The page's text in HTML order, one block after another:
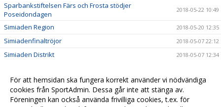
Sparbankstiftelsen Färs och Frosta stödjer
Poseidondagen
2018-05-22 10:49
Simiaden Region 2018-05-20 12:35
Simiadenfinaltröjor 2018-05-07 22:12
Simiaden Distrikt 2018-05-07 12:34
Hanna Bergman uttagen till EJM! 2018-04-11 18:15
Poseidon tar hem två av tre idrottspriser från Lunds
kommun!
2018-03-27 09:33
För att hemsidan ska fungera korrekt använder vi nödvändiga
cookies från SportAdmin. Dessa går inte att stänga av.
Föreningen kan också använda frivilliga cookies, t.ex. för